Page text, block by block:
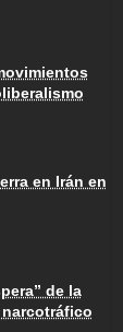
en Irán en
de la